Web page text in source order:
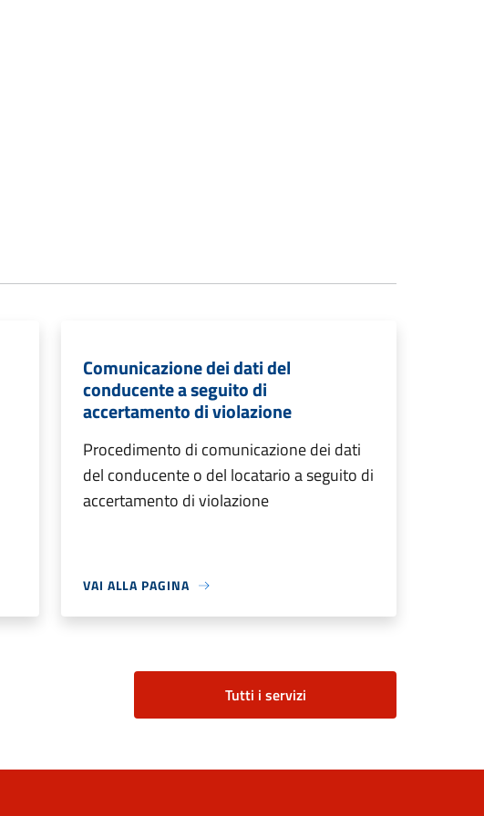
Comunicazione dei dati del
conducente a seguito di
accertamento di violazione
Procedimento di comunicazione dei dati
del conducente o del locatario a seguito di
accertamento di violazione
VAI ALLA PAGINA
Tutti i servizi